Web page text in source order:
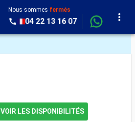
Nous sommes fermés
04 22 13 16 07
VOIR LES DISPONIBILITÉS